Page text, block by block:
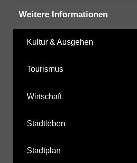
Weitere Informationen
Kultur & Ausgehen
Tourismus
Wirtschaft
Stadtleben
Stadtplan